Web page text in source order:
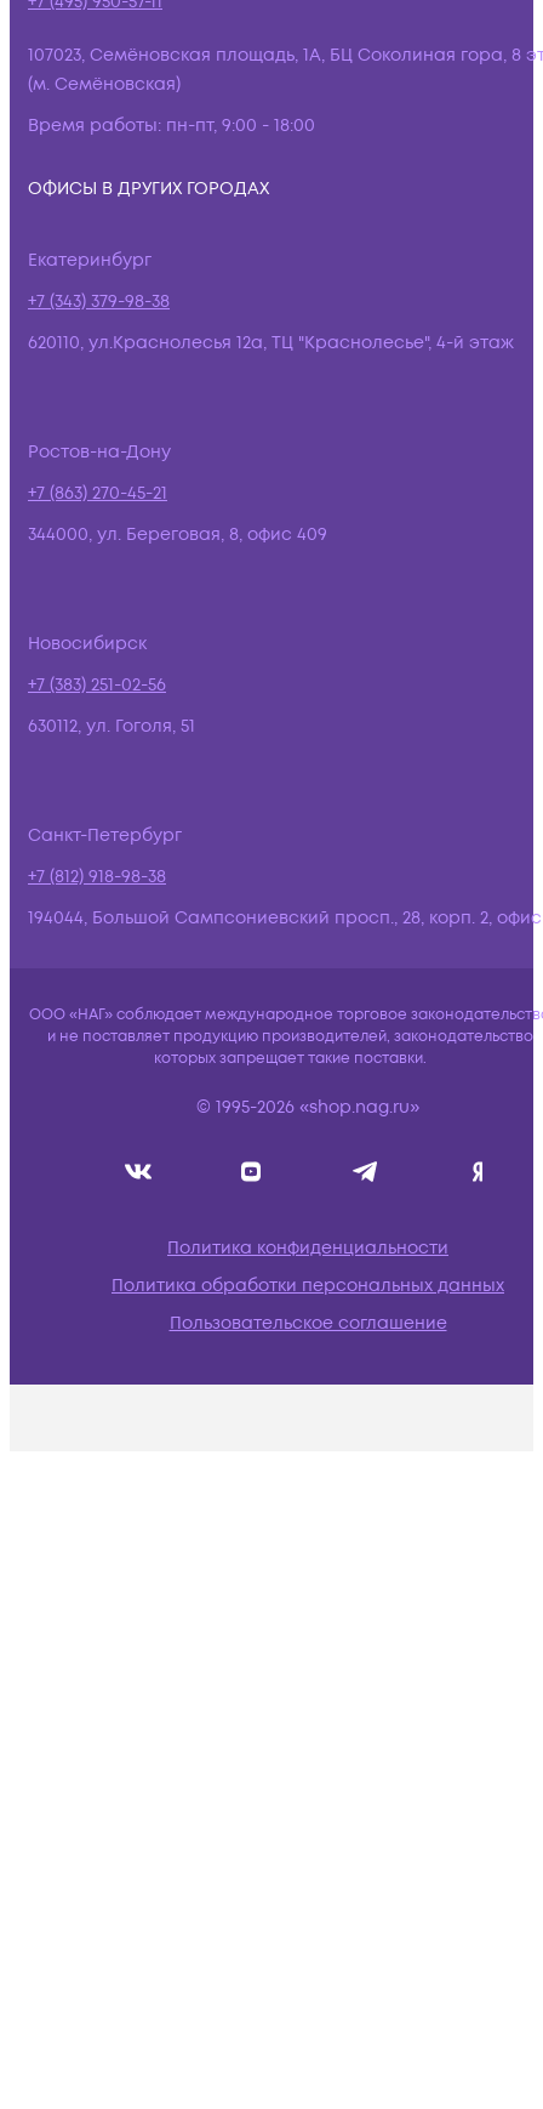
107023, Семёновская площадь, 1А, БЦ Соколиная гора, 8
(м. Семёновская)
Время работы: пн-пт, 9:00 - 18:00
ОФИСЫ В ДРУГИХ ГОРОДАХ
Екатеринбург
+7 (343) 379-98-38
620110, ул.Краснолесья 12а, ТЦ "Краснолесье", 4-й этаж
Ростов-на-Дону
+7 (863) 270-45-21
344000, ул. Береговая, 8, офис 409
Новосибирск
+7 (383) 251-02-56
630112, ул. Гоголя, 51
Санкт-Петербург
+7 (812) 918-98-38
194044, Большой Сампсониевский просп., 28, корп. 2,
ООО «НАГ» соблюдает международное торговое
и не поставляет продукцию производителей, законодательство
которых запрещает такие поставки.
© 1995-2026 «shop.nag.ru»
Политика конфиденциальности
Политика обработки персональных данных
Пользовательское соглашение